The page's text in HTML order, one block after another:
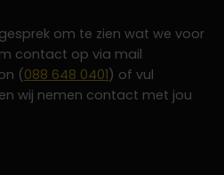
om te zien wat we voor
contact op via mail
(088 648 0401) of vul
wij nemen contact met jou